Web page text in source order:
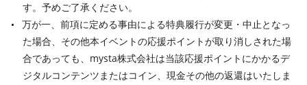
す。予めご了承ください。
万が一、前項に定める事由による特典履行が変更・中止となっ
た場合、その他本イベントの応援ポイントが取り消しされた場
合であっても、mysta株式会社は当該応援ポイントにかかるデ
ジタルコンテンツまたはコイン、現金その他の返還はいたしま